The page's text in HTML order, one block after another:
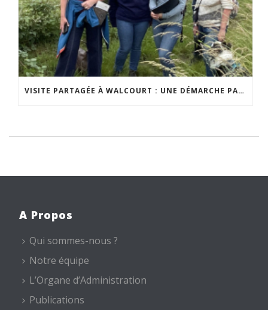
VISITE PARTAGÉE À WALCOURT : UNE DÉMARCHE PARTICIPATIVE ANIMÉE PAR ESPACE ENVIRONNEMENT
A Propos
Qui sommes-nous ?
Notre équipe
L’Organe d’Administration
Publications